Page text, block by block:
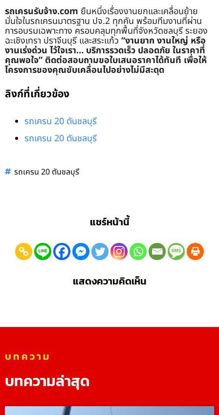
รถเครนรับจ้าง.com ยืนหนึ่งเรื่องงานยกและเคลื่อนย้าย
มั่นใจในรถเครนมาตรฐาน ปจ.2 ทุกคัน พร้อมทีมงานที่ผ่าน
การอบรมเฉพาะทาง ครอบคลุมทุกพื้นที่จังหวัดชลบุรี ระยอง
ฉะเชิงเทรา ปราจีนบุรี และสระแก้ว “งานยาก งานใหญ่ หรือ
งานเร่งด่วน ไว้ใจเรา… บริการรวดเร็ว ปลอดภัย ในราคาที่
คุณพอใจ” ติดต่อสอบถามขอใบเสนอราคาได้ทันที เพื่อให้
โครงการของคุณขับเคลื่อนไปอย่างไม่มีสะดุด
ลิงก์ที่เกี่ยวข้อง
รถเครน 20 ตันชลบุรี
รถเครน 20 ตันชลบุรี
รถเครน 20 ตันชลบุรี
แชร์หน้านี้
แสดงความคิดเห็น
บทความ
บทความล่าสุด